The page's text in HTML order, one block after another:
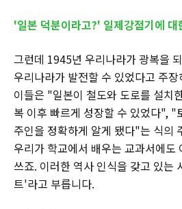
'일본 덕분이라고?' 일제강점기에 대
그런데 1945년 우리나라가 광복을
우리나라가 발전할 수 있었다고 주
이들은 "일본이 철도와 도로를 설치
복 이후 빠르게 성장할 수 있었다", "
주인을 정확하게 알게 됐다"는 식의
우리가 학교에서 배우는 교과서에도
쓰죠. 이러한 역사 인식을 갖고 있는
트'라고 부릅니다.